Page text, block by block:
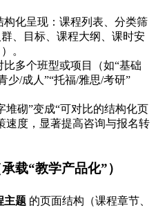
构化呈现：课程列表、分类筛
、目标、课程大纲、课时安
。
比多个班型或项目（如“基础
少/成人”“托福/雅思/考研”
堆砌”变成“可对比的结构化页
速度，显著提高咨询与报名转
载“教学产品化”）
主题 的页面结构（课程章节、